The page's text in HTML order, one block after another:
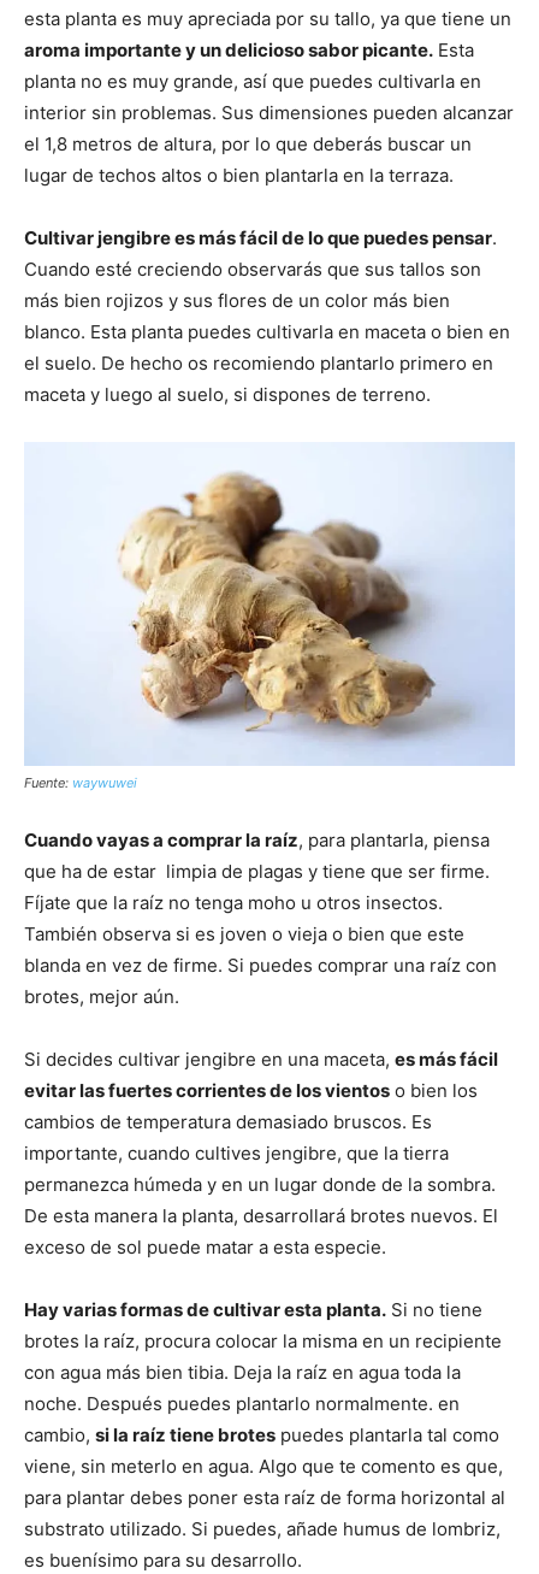
esta planta es muy apreciada por su tallo, ya que tiene un
aroma importante y un delicioso sabor picante. Esta
planta no es muy grande, así que puedes cultivarla en
interior sin problemas. Sus dimensiones pueden alcanzar
el 1,8 metros de altura, por lo que deberás buscar un
lugar de techos altos o bien plantarla en la terraza.
Cultivar jengibre es más fácil de lo que puedes pensar.
Cuando esté creciendo observarás que sus tallos son
más bien rojizos y sus flores de un color más bien
blanco. Esta planta puedes cultivarla en maceta o bien en
el suelo. De hecho os recomiendo plantarlo primero en
maceta y luego al suelo, si dispones de terreno.
Fuente: waywuwei
Cuando vayas a comprar la raíz, para plantarla, piensa
que ha de estar limpia de plagas y tiene que ser firme.
Fíjate que la raíz no tenga moho u otros insectos.
También observa si es joven o vieja o bien que este
blanda en vez de firme. Si puedes comprar una raíz con
brotes, mejor aún.
Si decides cultivar jengibre en una maceta, es más fácil
evitar las fuertes corrientes de los vientos o bien los
cambios de temperatura demasiado bruscos. Es
importante, cuando cultives jengibre, que la tierra
permanezca húmeda y en un lugar donde de la sombra.
De esta manera la planta, desarrollará brotes nuevos. El
exceso de sol puede matar a esta especie.
Hay varias formas de cultivar esta planta. Si no tiene
brotes la raíz, procura colocar la misma en un recipiente
con agua más bien tibia. Deja la raíz en agua toda la
noche. Después puedes plantarlo normalmente. en
cambio, si la raíz tiene brotes puedes plantarla tal como
viene, sin meterlo en agua. Algo que te comento es que,
para plantar debes poner esta raíz de forma horizontal al
substrato utilizado. Si puedes, añade humus de lombriz,
es buenísimo para su desarrollo.